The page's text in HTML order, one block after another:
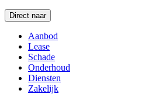
Direct naar
Aanbod
Lease
Schade
Onderhoud
Diensten
Zakelijk